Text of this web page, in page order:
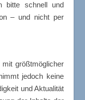
bitte schnell und
– und nicht per
größtmöglicher
jedoch keine
und Aktualität